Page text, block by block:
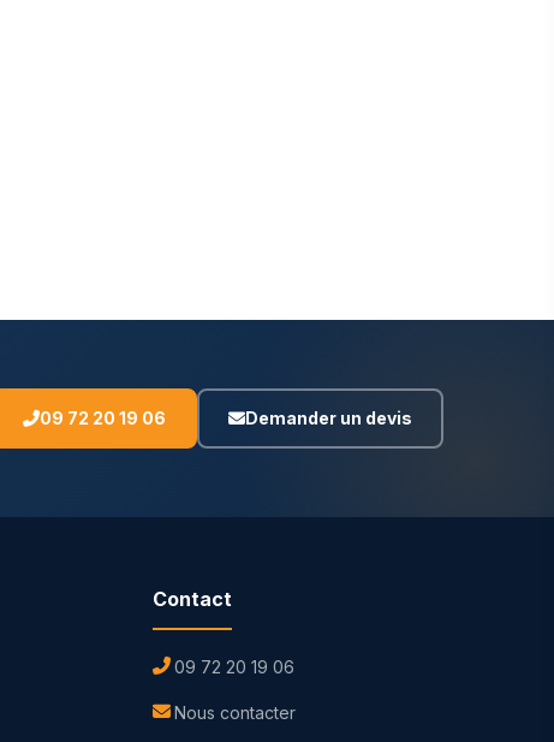
09 72 20 19 06 Demander un devis
Contact
09 72 20 19 06
Nous contacter